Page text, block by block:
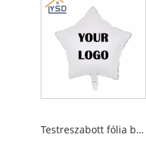
Testreszabott fólia ballon